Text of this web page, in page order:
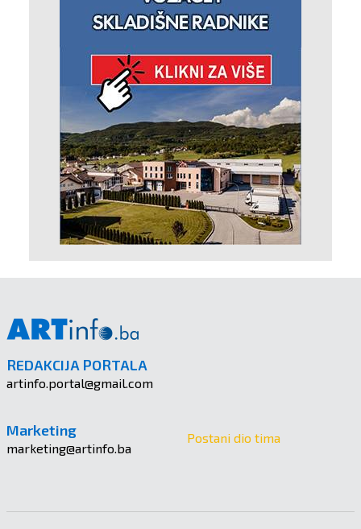
REDAKCIJA PORTALA
artinfo.portal@gmail.com
Marketing
marketing@artinfo.ba
Postani dio tima